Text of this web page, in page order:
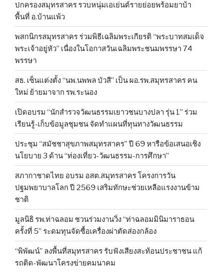
ปกครองสมุทรสาคร รวบหนุ่มเอเย่นต์รายย่อยพร้อมยาบ้า
พื้นที่ อ.บ้านแพ้ว
พสกนิกรสมุทรสาคร ร่วมพิธีเฉลิมพระเกียรติ “พระบาทสมเด็จ
พระเจ้าอยู่หัว” เนื่องในโอกาสวันเฉลิมพระชนมพรรษา 74
พรรษา
สธ. เซ็นแต่งตั้ง “นพ.นพพล บัวสี” เป็น ผอ.รพ.สมุทรสาคร คน
ใหม่ ย้ายมาจาก รพ.ระนอง
เปิดอบรม “นักสำรวจวัฒนธรรมเยาวชนบางปลา รุ่น 1” ร่วม
เรียนรู้-เก็บข้อมูลชุมชน จัดทำแผนที่ทุนทางวัฒนธรรม
ประชุม “สมัชชาสุขภาพสมุทรสาคร” ปี 69 หารือข้อเสนอเชิง
นโยบาย 3 ด้าน “ท่องเที่ยว-วัฒนธรรม-การศึกษา”
สภากาชาดไทย อบรม อสต.สมุทรสาคร โครงการวัน
ปฐมพยาบาลโลก ปี 2569 เสริมทักษะช่วยเหลือแรงงานข้าม
ชาติ
มูลนิธิ รพ.ท่าฉลอม ชวนร่วมงานวิ่ง “ท่าฉลอมมินิมาราธอน
ครั้งที่ 5” ระดมทุนจัดซื้อเครื่องผ่าตัดส่องกล้อง
“พิพัฒน์” ลงพื้นที่สมุทรสาคร รับฟังเสียงสะท้อนประชาชน แก้
รถติด-พัฒนาโครงข่ายคมนาคม